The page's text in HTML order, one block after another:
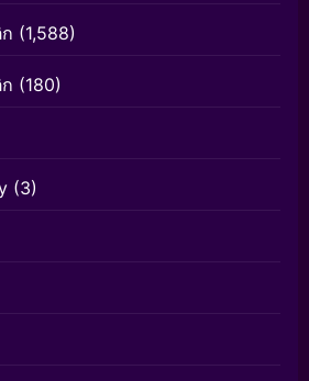
(1,588)
(180)
(3)